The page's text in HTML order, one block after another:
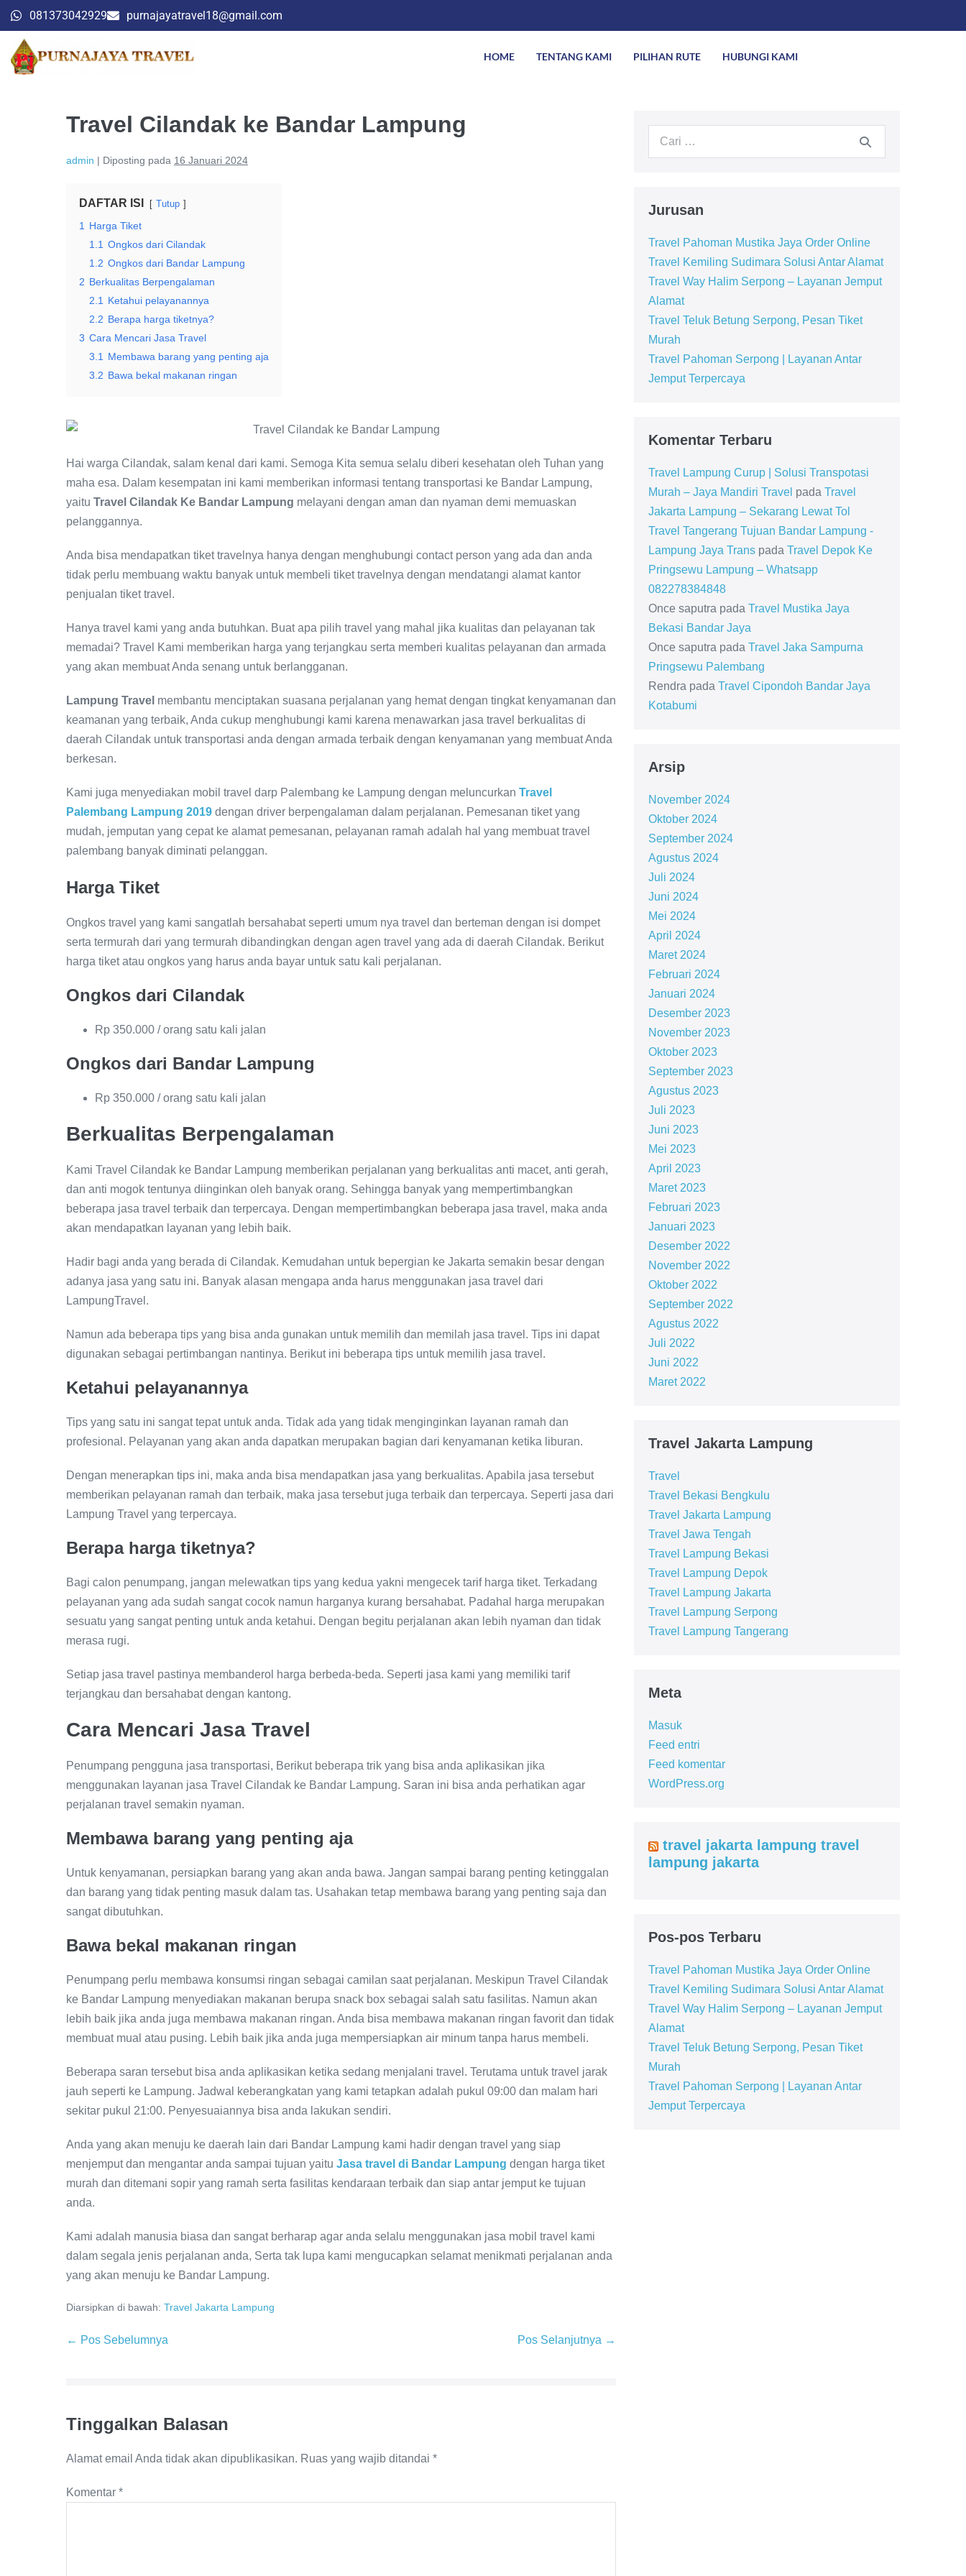
081373042929 purnajayatravel18@gmail.com
HOME TENTANG KAMI PILIHAN RUTE HUBUNGI KAMI
Travel Cilandak ke Bandar Lampung
admin | Diposting pada 16 Januari 2024
DAFTAR ISI Tutup
1
Harga Tiket
1.1 Ongkos dari Cilandak
1.2 Ongkos dari Bandar Lampung
2 Berkualitas Berpengalaman
2.1
Ketahui pelayanannya
2.2 Berapa harga tiketnya?
3 Cara Mencari Jasa Travel
3.1
Membawa barang yang penting aja
3.2 Bawa bekal makanan ringan
Hai warga Cilandak, salam kenal dari kami. Semoga Kita semua selalu diberi kesehatan oleh Tuhan yang
maha esa. Dalam kesempatan ini kami memberikan informasi tentang transportasi ke Bandar Lampung,
yaitu Travel Cilandak Ke Bandar Lampung melayani dengan aman dan nyaman demi memuaskan
pelanggannya.
Anda bisa mendapatkan tiket travelnya hanya dengan menghubungi contact person yang ada dan anda
tidak perlu membuang waktu banyak untuk membeli tiket travelnya dengan mendatangi alamat kantor
penjualan tiket travel.
Hanya travel kami yang anda butuhkan. Buat apa pilih travel yang mahal jika kualitas dan pelayanan tak
memadai? Travel Kami memberikan harga yang terjangkau serta memberi kualitas pelayanan dan armada
yang akan membuat Anda senang untuk berlangganan.
Lampung Travel membantu menciptakan suasana perjalanan yang hemat dengan tingkat kenyamanan dan
keamanan yang terbaik, Anda cukup menghubungi kami karena menawarkan jasa travel berkualitas di
daerah Cilandak untuk transportasi anda dengan armada terbaik dengan kenyamanan yang membuat Anda
berkesan.
Kami juga menyediakan mobil travel darp Palembang ke Lampung dengan meluncurkan Travel
Palembang Lampung 2019 dengan driver berpengalaman dalam perjalanan. Pemesanan tiket yang
mudah, jemputan yang cepat ke alamat pemesanan, pelayanan ramah adalah hal yang membuat travel
palembang banyak diminati pelanggan.
Harga Tiket
Ongkos travel yang kami sangatlah bersahabat seperti umum nya travel dan berteman dengan isi dompet
serta termurah dari yang termurah dibandingkan dengan agen travel yang ada di daerah Cilandak. Berikut
harga tiket atau ongkos yang harus anda bayar untuk satu kali perjalanan.
Ongkos dari Cilandak
Rp 350.000 / orang satu kali jalan
Ongkos dari Bandar Lampung
Rp 350.000 / orang satu kali jalan
Berkualitas Berpengalaman
Kami Travel Cilandak ke Bandar Lampung memberikan perjalanan yang berkualitas anti macet, anti gerah,
dan anti mogok tentunya diinginkan oleh banyak orang. Sehingga banyak yang mempertimbangkan
beberapa jasa travel terbaik dan terpercaya. Dengan mempertimbangkan beberapa jasa travel, maka anda
akan mendapatkan layanan yang lebih baik.
Hadir bagi anda yang berada di Cilandak. Kemudahan untuk bepergian ke Jakarta semakin besar dengan
adanya jasa yang satu ini. Banyak alasan mengapa anda harus menggunakan jasa travel dari
LampungTravel.
Namun ada beberapa tips yang bisa anda gunakan untuk memilih dan memilah jasa travel. Tips ini dapat
digunakan sebagai pertimbangan nantinya. Berikut ini beberapa tips untuk memilih jasa travel.
Ketahui pelayanannya
Tips yang satu ini sangat tepat untuk anda. Tidak ada yang tidak menginginkan layanan ramah dan
profesional. Pelayanan yang akan anda dapatkan merupakan bagian dari kenyamanan ketika liburan.
Dengan menerapkan tips ini, maka anda bisa mendapatkan jasa yang berkualitas. Apabila jasa tersebut
memberikan pelayanan ramah dan terbaik, maka jasa tersebut juga terbaik dan terpercaya. Seperti jasa dari
Lampung Travel yang terpercaya.
Berapa harga tiketnya?
Bagi calon penumpang, jangan melewatkan tips yang kedua yakni mengecek tarif harga tiket. Terkadang
pelayanan yang ada sudah sangat cocok namun harganya kurang bersahabat. Padahal harga merupakan
sesuatu yang sangat penting untuk anda ketahui. Dengan begitu perjalanan akan lebih nyaman dan tidak
merasa rugi.
Setiap jasa travel pastinya membanderol harga berbeda-beda. Seperti jasa kami yang memiliki tarif
terjangkau dan bersahabat dengan kantong.
Cara Mencari Jasa Travel
Penumpang pengguna jasa transportasi, Berikut beberapa trik yang bisa anda aplikasikan jika
menggunakan layanan jasa Travel Cilandak ke Bandar Lampung. Saran ini bisa anda perhatikan agar
perjalanan travel semakin nyaman.
Membawa barang yang penting aja
Untuk kenyamanan, persiapkan barang yang akan anda bawa. Jangan sampai barang penting ketinggalan
dan barang yang tidak penting masuk dalam tas. Usahakan tetap membawa barang yang penting saja dan
sangat dibutuhkan.
Bawa bekal makanan ringan
Penumpang perlu membawa konsumsi ringan sebagai camilan saat perjalanan. Meskipun Travel Cilandak
ke Bandar Lampung menyediakan makanan berupa snack box sebagai salah satu fasilitas. Namun akan
lebih baik jika anda juga membawa makanan ringan. Anda bisa membawa makanan ringan favorit dan tidak
membuat mual atau pusing. Lebih baik jika anda juga mempersiapkan air minum tanpa harus membeli.
Beberapa saran tersebut bisa anda aplikasikan ketika sedang menjalani travel. Terutama untuk travel jarak
jauh seperti ke Lampung. Jadwal keberangkatan yang kami tetapkan adalah pukul 09:00 dan malam hari
sekitar pukul 21:00. Penyesuaiannya bisa anda lakukan sendiri.
Anda yang akan menuju ke daerah lain dari Bandar Lampung kami hadir dengan travel yang siap
menjemput dan mengantar anda sampai tujuan yaitu Jasa travel di Bandar Lampung dengan harga tiket
murah dan ditemani sopir yang ramah serta fasilitas kendaraan terbaik dan siap antar jemput ke tujuan
anda.
Kami adalah manusia biasa dan sangat berharap agar anda selalu menggunakan jasa mobil travel kami
dalam segala jenis perjalanan anda, Serta tak lupa kami mengucapkan selamat menikmati perjalanan anda
yang akan menuju ke Bandar Lampung.
Diarsipkan di bawah: Travel Jakarta Lampung
← Pos Sebelumnya Pos Selanjutnya →
Tinggalkan Balasan
Alamat email Anda tidak akan dipublikasikan. Ruas yang wajib ditandai *
Komentar *
Jurusan
Travel Pahoman Mustika Jaya Order Online
Travel Kemiling Sudimara Solusi Antar Alamat
Travel Way Halim Serpong – Layanan Jemput
Alamat
Travel Teluk Betung Serpong, Pesan Tiket
Murah
Travel Pahoman Serpong | Layanan Antar
Jemput Terpercaya
Komentar Terbaru
Travel Lampung Curup | Solusi Transpotasi
Murah – Jaya Mandiri Travel pada Travel
Jakarta Lampung – Sekarang Lewat Tol
Travel Tangerang Tujuan Bandar Lampung -
Lampung Jaya Transpada Travel Depok Ke
Pringsewu Lampung – Whatsapp
082278384848
Once saputra pada Travel Mustika Jaya
Bekasi Bandar Jaya
Once saputra pada Travel Jaka Sampurna
Pringsewu Palembang
Rendra pada Travel Cipondoh Bandar Jaya
Kotabumi
Arsip
November 2024
Oktober 2024
September 2024
Agustus 2024
Juli 2024
Juni 2024
Mei 2024
April 2024
Maret 2024
Februari 2024
Januari 2024
Desember 2023
November 2023
Oktober 2023
September 2023
Agustus 2023
Juli 2023
Juni 2023
Mei 2023
April 2023
Maret 2023
Februari 2023
Januari 2023
Desember 2022
November 2022
Oktober 2022
September 2022
Agustus 2022
Juli 2022
Juni 2022
Maret 2022
Travel Jakarta Lampung
Travel
Travel Bekasi Bengkulu
Travel Jakarta Lampung
Travel Jawa Tengah
Travel Lampung Bekasi
Travel Lampung Depok
Travel Lampung Jakarta
Travel Lampung Serpong
Travel Lampung Tangerang
Meta
Masuk
Feed entri
Feed komentar
WordPress.org
travel jakarta lampung travel
lampung jakarta
Pos-pos Terbaru
Travel Pahoman Mustika Jaya Order Online
Travel Kemiling Sudimara Solusi Antar Alamat
Travel Way Halim Serpong – Layanan Jemput
Alamat
Travel Teluk Betung Serpong, Pesan Tiket
Murah
Travel Pahoman Serpong | Layanan Antar
Jemput Terpercaya